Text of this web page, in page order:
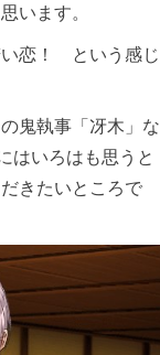
います。
い恋！ という感じ
鬼執事「冴木」な
はいろはも思うと
きたいところで